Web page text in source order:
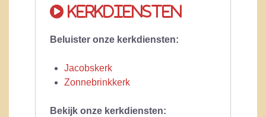
Kerkdiensten
Beluister onze kerkdiensten:
Jacobskerk
Zonnebrinkkerk
Bekijk onze kerkdiensten: